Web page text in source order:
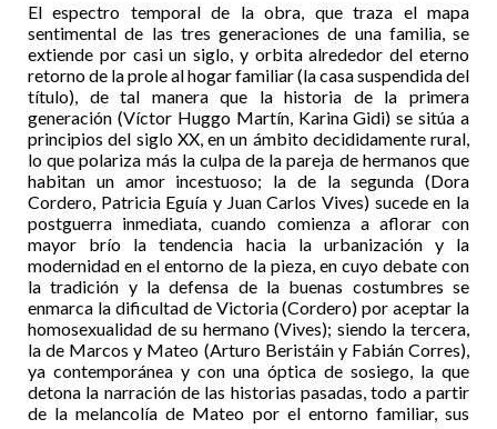
El espectro temporal de la obra, que traza el mapa
sentimental de las tres generaciones de una familia, se
extiende por casi un siglo, y orbita alrededor del eterno
retorno de la prole al hogar familiar (la casa suspendida del
título), de tal manera que la historia de la primera
generación (Víctor Huggo Martín, Karina Gidi) se sitúa a
principios del siglo XX, en un ámbito decididamente rural,
lo que polariza más la culpa de la pareja de hermanos que
habitan un amor incestuoso; la de la segunda (Dora
Cordero, Patricia Eguía y Juan Carlos Vives) sucede en la
postguerra inmediata, cuando comienza a aflorar con
mayor brío la tendencia hacia la urbanización y la
modernidad en el entorno de la pieza, en cuyo debate con
la tradición y la defensa de la buenas costumbres se
enmarca la dificultad de Victoria (Cordero) por aceptar la
homosexualidad de su hermano (Vives); siendo la tercera,
la de Marcos y Mateo (Arturo Beristáin y Fabián Corres),
ya contemporánea y con una óptica de sosiego, la que
detona la narración de las historias pasadas, todo a partir
de la melancolía de Mateo por el entorno familiar, sus